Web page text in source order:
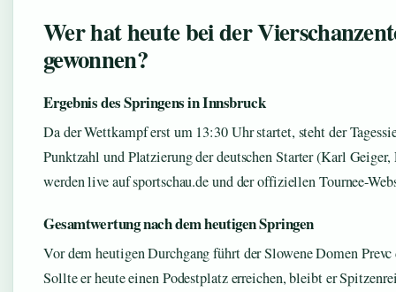
Wer hat heute bei der
gewonnen?
Ergebnis des Springens in Innsbruck
Da der Wettkampf erst um 13:30 Uhr startet, steht der
Punktzahl und Platzierung der deutschen Starter (Karl Geiger,
werden live auf sportschau.de und der offiziellen Tournee-
Gesamtwertung nach dem heutigen Springen
Vor dem heutigen Durchgang führt der Slowene Domen
Sollte er heute einen Podestplatz erreichen, bleibt er